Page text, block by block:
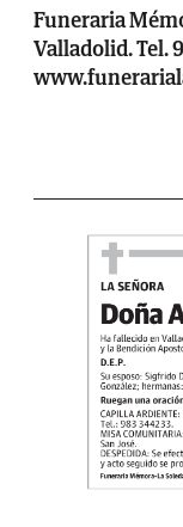
Funeraria
Valladolid. Tel.